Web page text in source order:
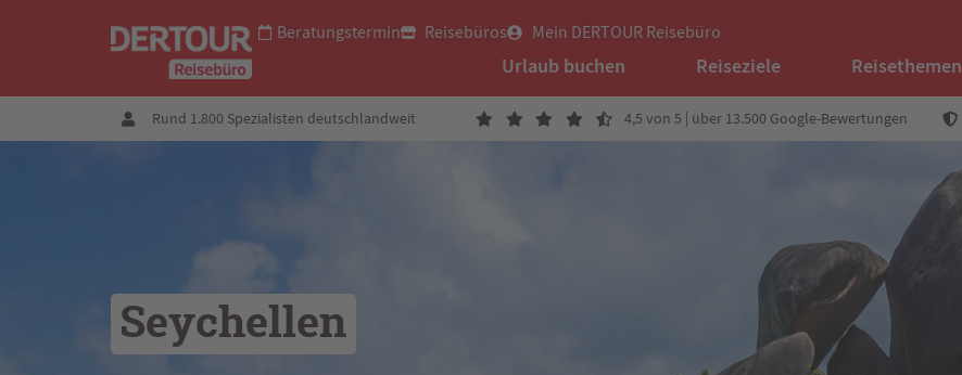
Beratungstermin Reisebüros Mein DERTOUR Reisebüro
Urlaub buchen Reiseziele Reisethemen
Rund 1.800 Spezialisten deutschlandweit 4,5 von 5 | über 13.500 Google-Bewertungen
Seychellen